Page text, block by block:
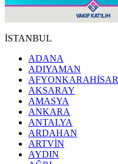
İSTANBUL
ADANA
ADIYAMAN
AFYONKARAHİSAR
AKSARAY
AMASYA
ANKARA
ANTALYA
ARDAHAN
ARTVİN
AYDIN